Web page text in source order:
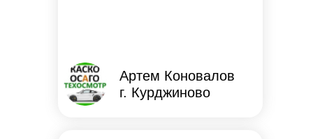
Артем Коновалов
г. Курджиново